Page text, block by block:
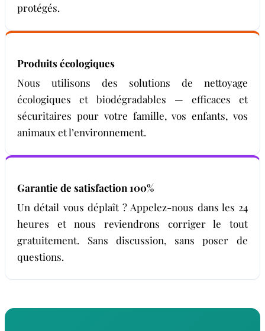
protégés.
Produits écologiques
Nous utilisons des solutions de nettoyage
écologiques et biodégradables — efficaces et
sécuritaires pour votre famille, vos enfants, vos
animaux et l’environnement.
Garantie de satisfaction 100%
Un détail vous déplaît ? Appelez-nous dans les 24
heures et nous reviendrons corriger le tout
gratuitement. Sans discussion, sans poser de
questions.